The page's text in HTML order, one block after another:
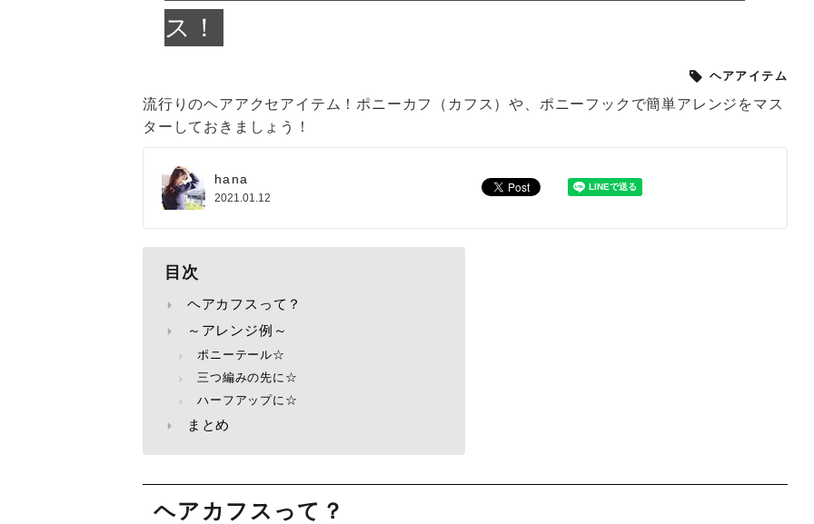
ス！
ヘアアイテム
流行りのヘアアクセアイテム！ポニーカフ（カフス）や、ポニーフックで簡単アレンジをマス
ターしておきましょう！
hana
2021.01.12
目次
ヘアカフスって？
～アレンジ例～
ポニーテール☆
三つ編みの先に☆
ハーフアップに☆
まとめ
ヘアカフスって？